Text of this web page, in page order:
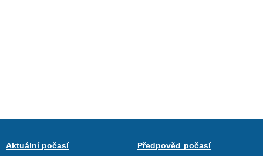
Aktuální počasí
Předpověď počasí